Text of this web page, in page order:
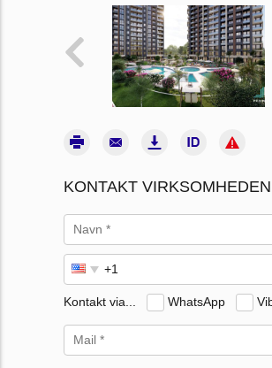
KONTAKT VIRKSOMHEDEN
Kontakt via... WhatsApp